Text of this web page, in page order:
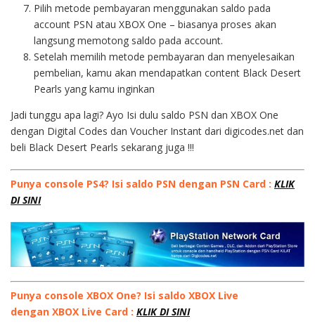
Pilih metode pembayaran menggunakan saldo pada
account PSN atau XBOX One – biasanya proses akan
langsung memotong saldo pada account.
Setelah memilih metode pembayaran dan menyelesaikan
pembelian, kamu akan mendapatkan content Black Desert
Pearls yang kamu inginkan
Jadi tunggu apa lagi? Ayo Isi dulu saldo PSN dan XBOX One
dengan Digital Codes dan Voucher Instant dari digicodes.net dan
beli Black Desert Pearls sekarang juga !!!
Punya console PS4? Isi saldo PSN dengan PSN Card : KLIK
DI SINI
Punya console XBOX One? Isi saldo XBOX Live
dengan XBOX Live Card : KLIK DI SINI